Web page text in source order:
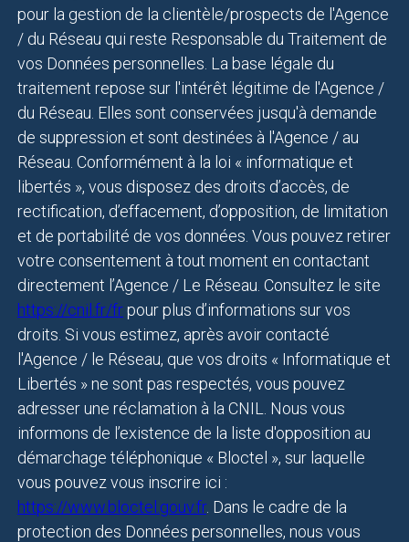
pour la gestion de la clientèle/prospects de l'Agence
/ du Réseau qui reste Responsable du Traitement de
vos Données personnelles. La base légale du
traitement repose sur l'intérêt légitime de l'Agence /
du Réseau. Elles sont conservées jusqu'à demande
de suppression et sont destinées à l'Agence / au
Réseau. Conformément à la loi « informatique et
libertés », vous disposez des droits d’accès, de
rectification, d’effacement, d’opposition, de limitation
et de portabilité de vos données. Vous pouvez retirer
votre consentement à tout moment en contactant
directement l’Agence / Le Réseau. Consultez le site
https://cnil.fr/frpour plus d’informations sur vos
droits. Si vous estimez, après avoir contacté
l'Agence / le Réseau, que vos droits « Informatique et
Libertés » ne sont pas respectés, vous pouvez
adresser une réclamation à la CNIL. Nous vous
informons de l’existence de la liste d'opposition au
démarchage téléphonique « Bloctel », sur laquelle
vous pouvez vous inscrire ici :
https://www.bloctel.gouv.fr. Dans le cadre de la
protection des Données personnelles, nous vous